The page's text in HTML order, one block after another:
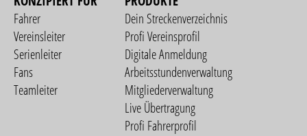
Fahrer
Vereinsleiter
Serienleiter
Fans
Teamleiter
Dein Streckenverzeichnis
Profi Vereinsprofil
Digitale Anmeldung
Arbeitsstundenverwaltung
Mitgliederverwaltung
Live Übertragung
Profi Fahrerprofil